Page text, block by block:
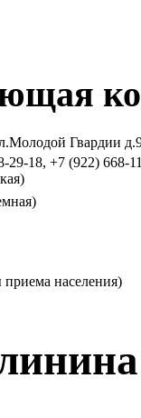
Гвардии
29-18, +7 (922) 668-
приема населения)